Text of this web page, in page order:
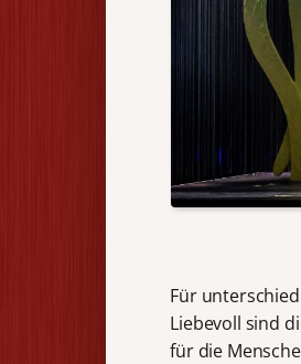
Für
Liebevoll sind
für die